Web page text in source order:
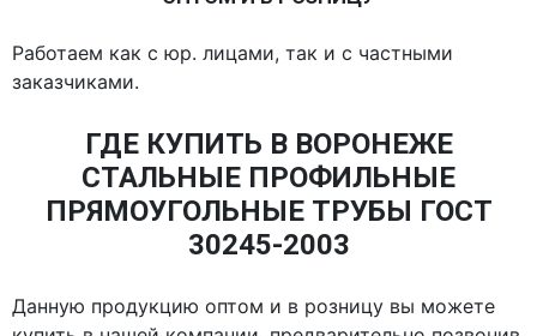
Работаем как с юр. лицами, так и с частными
заказчиками.
ГДЕ КУПИТЬ В ВОРОНЕЖЕ
СТАЛЬНЫЕ ПРОФИЛЬНЫЕ
ПРЯМОУГОЛЬНЫЕ ТРУБЫ ГОСТ
30245-2003
Данную продукцию оптом и в розницу вы можете